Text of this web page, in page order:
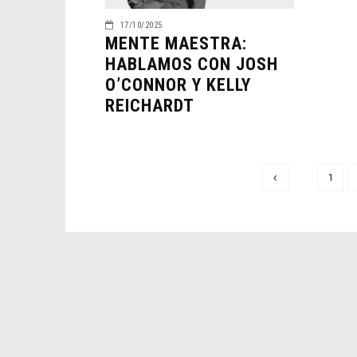
17/10/2025
MENTE MAESTRA:
HABLAMOS CON JOSH
O’CONNOR Y KELLY
REICHARDT
1